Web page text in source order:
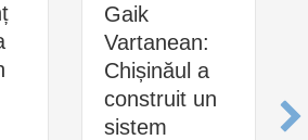
Gaik
Vartanean:
Chișinăul a
construit un
sistem